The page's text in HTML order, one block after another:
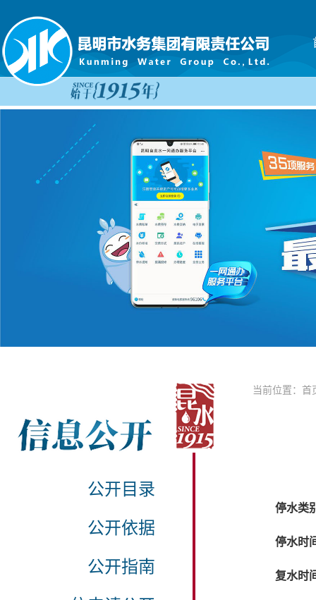
公开目录
公开依据
公开指南
当前位置： 首
停水类
停水时
复水时